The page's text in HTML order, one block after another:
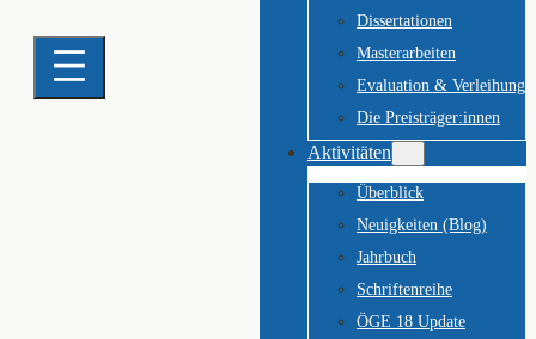
Dissertationen
Masterarbeiten
Evaluation & Verleihung
Die Preisträger:innen
Aktivitäten
Überblick
Neuigkeiten (Blog)
Jahrbuch
Schriftenreihe
ÖGE 18 Update